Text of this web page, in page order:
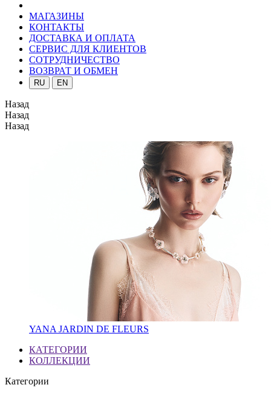
МАГАЗИНЫ
КОНТАКТЫ
ДОСТАВКА И ОПЛАТА
СЕРВИС ДЛЯ КЛИЕНТОВ
СОТРУДНИЧЕСТВО
ВОЗВРАТ И ОБМЕН
RU EN
Назад
Назад
Назад
YANA JARDIN DE FLEURS
КАТЕГОРИИ
КОЛЛЕКЦИИ
Категории